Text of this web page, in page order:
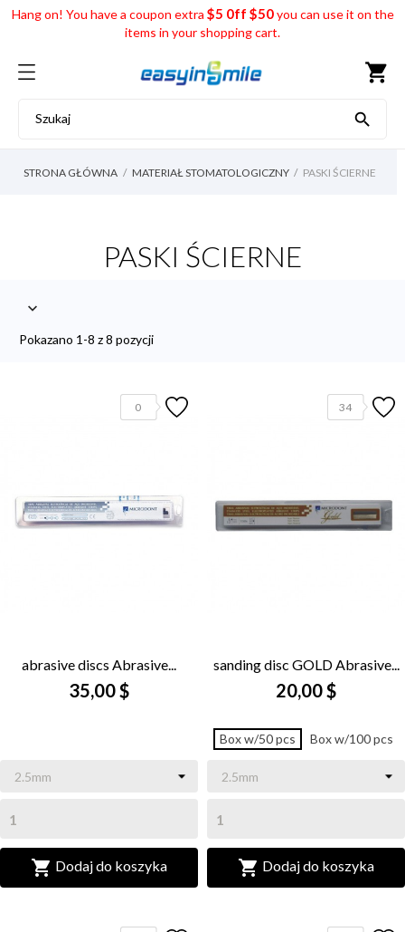
Hang on! You have a coupon extra $5 0ff $50you can use it on the
items in your shopping cart.
shopping_cart

STRONA GŁÓWNA MATERIAŁ STOMATOLOGICZNY PASKI ŚCIERNE
PASKI ŚCIERNE

Pokazano 1-8 z 8 pozycji
0
abrasive discs Abrasive...
35,00 $
 Dodaj do koszyka
34
sanding disc GOLD Abrasive...
20,00 $
Box w/50 pcs Box w/100 pcs
 Dodaj do koszyka